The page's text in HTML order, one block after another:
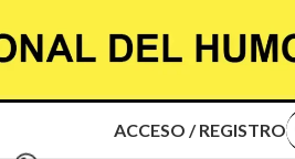
ACCESO / REGISTRO